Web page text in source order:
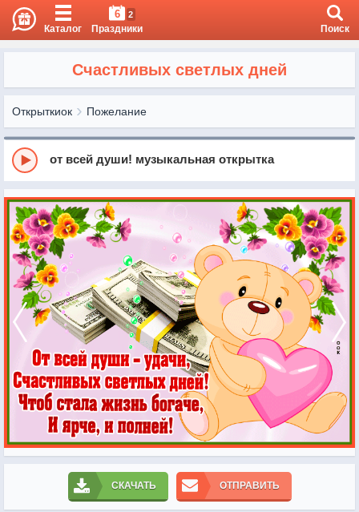
Каталог
6 2
Праздники Поиск
Счастливых светлых дней
Открыткиок Пожелание
от всей души! музыкальная открытка
СКАЧАТЬ ОТПРАВИТЬ